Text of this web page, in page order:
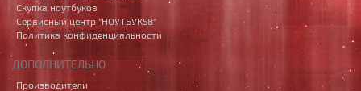
Скупка ноутбуков
Сервисный центр "НОУТБУК58"
Политика конфиденциальности
ДОПОЛНИТЕЛЬНО
Производители